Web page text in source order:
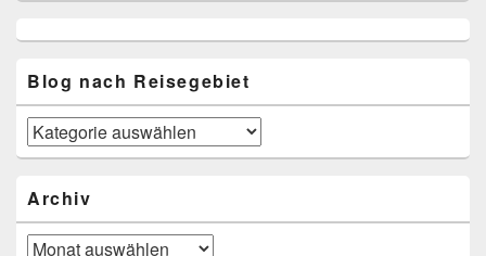
Blog nach Reisegebiet
Blog
nach
Archiv
Archiv